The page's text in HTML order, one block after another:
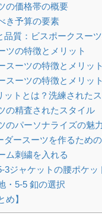
の価格帯の概要
き予算の要素
質：ビスポークスー
ツの特徴とメリット
スーツの特徴とメリット
スーツの特徴とメリット
トとは？洗練された
の精査されたスタイル
のパーソナライズの魅力
ースーツを作るため
ム刺繍を入れる
3ジャケットの腰ポケッ
・5-5 釦の選択
め】